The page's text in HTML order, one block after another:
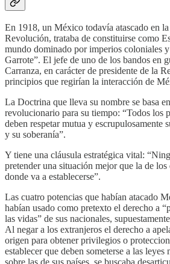
En 1918, un México todavía atascado en
Revolución, trataba de constituirse como
mundo dominado por imperios coloniales
Garrote”. El jefe de uno de los bandos en
Carranza, en carácter de presidente de la
principios que regirían la interacción de
La Doctrina que lleva su nombre se basa
revolucionario para su tiempo: “Todos los
deben respetar mutua y escrupulosamente
y su soberanía”.
Y tiene una cláusula estratégica vital:
pretender una situación mejor que la de los
donde va a establecerse”.
Las cuatro potencias que habían atacado
habían usado como pretexto el derecho a
las vidas” de sus nacionales,
Al negar a los extranjeros el derecho a
origen para obtener privilegios o
establecer que deben someterse a las
sobre las de sus países, se buscaba